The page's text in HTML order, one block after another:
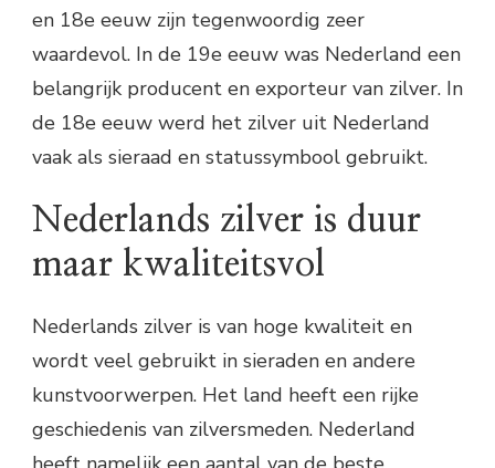
en 18e eeuw zijn tegenwoordig zeer
waardevol. In de 19e eeuw was Nederland een
belangrijk producent en exporteur van zilver. In
de 18e eeuw werd het zilver uit Nederland
vaak als sieraad en statussymbool gebruikt.
Nederlands zilver is duur
maar kwaliteitsvol
Nederlands zilver is van hoge kwaliteit en
wordt veel gebruikt in sieraden en andere
kunstvoorwerpen. Het land heeft een rijke
geschiedenis van zilversmeden. Nederland